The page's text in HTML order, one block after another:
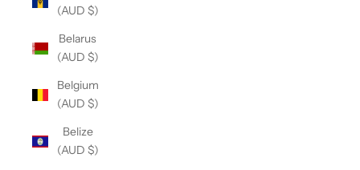
(AUD $)
Belarus
(AUD $)
Belgium
(AUD $)
Belize
(AUD $)